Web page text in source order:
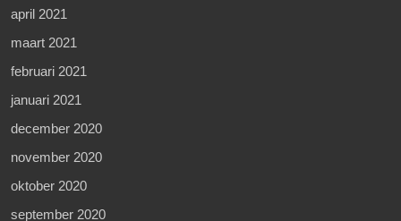
april 2021
maart 2021
februari 2021
januari 2021
december 2020
november 2020
oktober 2020
september 2020